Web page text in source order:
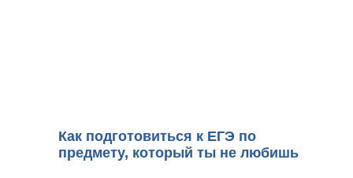
Как подготовиться к ЕГЭ по
предмету, который ты не любишь